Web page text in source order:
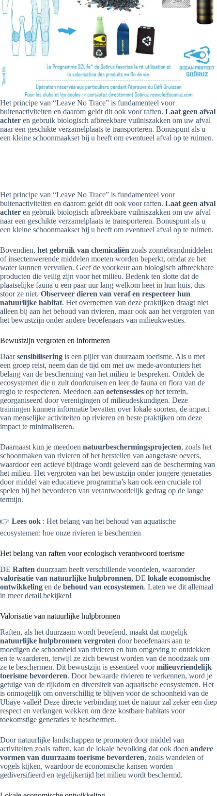
Het principe van “Leave No Trace” is fundamenteel voor
buitenactiviteiten en daarom geldt dit ook voor raften. Laat geen afval
achter en gebruik biologisch afbreekbare vuilniszakken om uw afval
naar een geschikte verzamelplaats te transporteren. Bonuspunt als u
een kleine schoonmaakset bij u heeft om eventueel afval op te ruimen.
Het principe van “Leave No Trace” is fundamenteel voor
buitenactiviteiten en daarom geldt dit ook voor raften. Laat geen afval
achter en gebruik biologisch afbreekbare vuilniszakken om uw afval
naar een geschikte verzamelplaats te transporteren. Bonuspunt als u
een kleine schoonmaakset bij u heeft om eventueel afval op te ruimen.
Bovendien, het gebruik van chemicaliën zoals zonnebrandmiddelen
of insectenwerende middelen moeten worden beperkt, omdat ze het
water kunnen vervuilen. Geef de voorkeur aan biologisch afbreekbare
producten die veilig zijn voor het milieu. Bedenk ten slotte dat de
plaatselijke fauna u een paar uur lang welkom heet in hun huis, dus
stoor ze niet. Observeer dieren van veraf en respecteer hun
natuurlijke habitat. Het overnemen van deze praktijken draagt niet
alleen bij aan het behoud van rivieren, maar ook aan het vergroten van
het bewustzijn onder andere beoefenaars van milieukwesties.
Bewustzijn vergroten en informeren
Daarsensibilisering is een pijler van duurzaam toerisme. Als u met
een groep reist, neem dan de tijd om met uw mede-avonturiers het
belang van de bescherming van het milieu te bespreken. Ontdek de
ecosystemen die u zult doorkruisen en leer de fauna en flora van de
regio te respecteren. Meedoen aan oefensessies op het terrein,
georganiseerd door verenigingen of milieudeskundigen. Deze
trainingen kunnen informatie bevatten over lokale soorten, de impact
van menselijke activiteiten op rivieren en beste praktijken om deze
impact te minimaliseren.
Daarnaast kun je meedoen natuurbeschermingsprojecten, zoals het
schoonmaken van rivieren of het herstellen van aangetaste oevers,
waardoor een actieve bijdrage wordt geleverd aan de bescherming van
het milieu. Het vergroten van het bewustzijn onder jongere generaties
door middel van educatieve programma’s kan ook een cruciale rol
spelen bij het bevorderen van verantwoordelijk gedrag op de lange
termijn.
👉 Lees ook : Het belang van het behoud van aquatische
ecosystemen: hoe onze rivieren te beschermen
Het belang van raften voor ecologisch verantwoord toerisme
DE Raften duurzaam heeft verschillende voordelen, waaronder
valorisatie van natuurlijke hulpbronnen, DE lokale economische
ontwikkeling en de behoud van ecosystemen. Laten we dit allemaal
in meer detail bekijken!
Valorisatie van natuurlijke hulpbronnen
Raften, als het duurzaam wordt beoefend, maakt dat mogelijk
natuurlijke hulpbronnen vergroten door beoefenaars aan te
moedigen de schoonheid van rivieren en hun omgeving te ontdekken
en te waarderen, terwijl ze zich bewust worden van de noodzaak om
ze te beschermen. Dit bewustzijn is essentieel voormilieuvriendelijk
toerisme bevorderen. Door bewaarde rivieren te verkennen, word je
getuige van de rijkdom en diversiteit van aquatische ecosystemen. Het
is onmogelijk om onverschillig te blijven voor de schoonheid van de
Ubaye-vallei! Deze directe verbinding met de natuur zal zeker een diep
respect en verlangen wekken om deze kostbare habitats voor
toekomstige generaties te beschermen.
Door natuurlijke landschappen te promoten door middel van
activiteiten zoals raften, kan de lokale bevolking dat ook doen andere
vormen van duurzaam toerisme bevorderen, zoals wandelen of
vogels kijken, waardoor de economische kansen worden
gediversifieerd en tegelijkertijd het milieu wordt beschermd.